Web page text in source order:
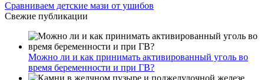
Сравниваем детские мази от ушибов
Свежие публикации
Можно ли и как принимать активированный уголь во
время беременности и при ГВ?